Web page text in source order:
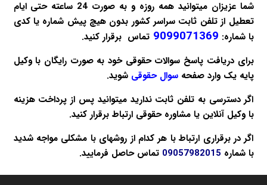
شما عزیزان میتوانید همه روزه و به صورت 24 ساعته حتی ایام
تعطیل از تلفن ثابت سراسر کشور بدون هیچ پیش شماره یا کدی
با شماره: 9099071369 تماس برقرار کنید.
برای دریافت پاسخ سوالات حقوقی خود به صورت رایگان با وکیل
پایه یک وارد صفحهسوال حقوقی شوید.
اگر دسترسی به تلفن ثابت ندارید میتوانید پس از پرداخت هزینه
باوکیل آنلاین یامشاوره حقوقی ارتباط برقرار کنید.
اگر در برقراری ارتباط با هر کدام از روشهای با مشکلی مواجه شدید
با شماره 09057982015 تماس حاصل فرمایید.